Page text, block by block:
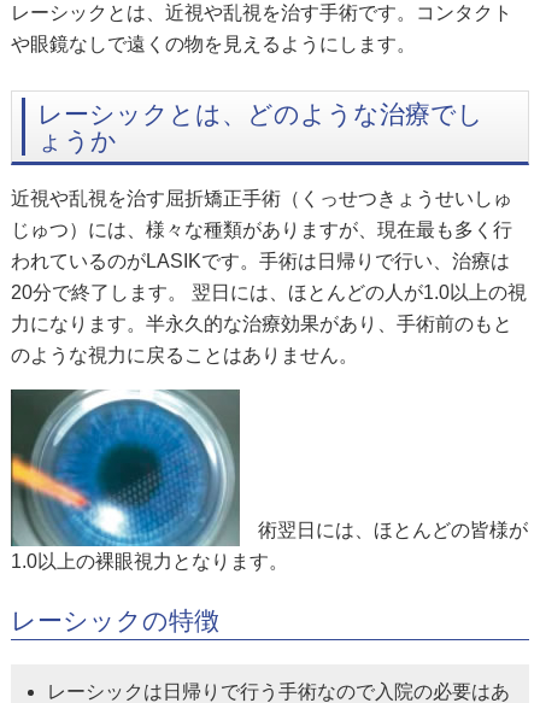
レーシックとは、近視や乱視を治す手術です。コンタクト
や眼鏡なしで遠くの物を見えるようにします。
レーシックとは、どのような治療でし
ょうか
近視や乱視を治す屈折矯正手術（くっせつきょうせいしゅ
じゅつ）には、様々な種類がありますが、現在最も多く行
われているのがLASIKです。手術は日帰りで行い、治療は
20分で終了します。 翌日には、ほとんどの人が1.0以上の視
力になります。半永久的な治療効果があり、手術前のもと
のような視力に戻ることはありません。
術翌日には、ほとんどの皆様が
1.0以上の裸眼視力となります。
レーシックの特徴
レーシックは日帰りで行う手術なので入院の必要はあ